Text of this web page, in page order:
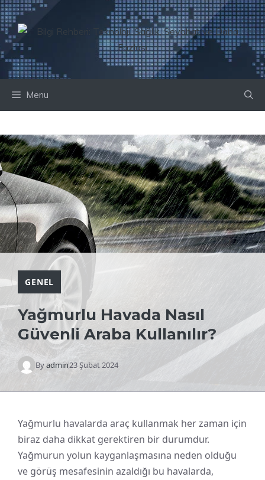
İçeriğe
atla
Menu
GENEL
Yağmurlu Havada Nasıl
Güvenli Araba Kullanılır?
Byadmin23 Şubat 2024
Yağmurlu havalarda araç kullanmak her zaman için
biraz daha dikkat gerektiren bir durumdur.
Yağmurun yolun kayganlaşmasına neden olduğu
ve görüş mesafesinin azaldığı bu havalarda,